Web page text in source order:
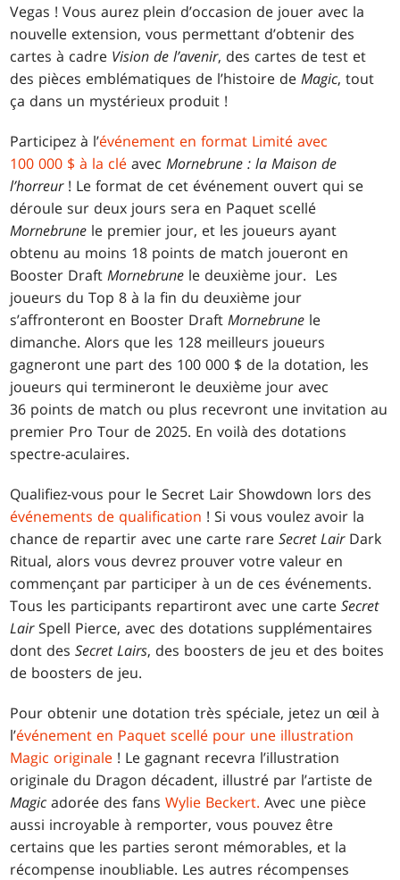
Vegas ! Vous aurez plein d’occasion de jouer avec la
nouvelle extension, vous permettant d’obtenir des
cartes à cadre Vision de l’avenir, des cartes de test et
des pièces emblématiques de l’histoire deMagic, tout
ça dans un mystérieux produit !
Participez à l’événement en format Limité avec
100 000 $ à la clé avecMornebrune : la Maison de
l’horreur! Le format de cet événement ouvert qui se
déroule sur deux jours sera en Paquet scellé
Mornebrune le premier jour, et les joueurs ayant
obtenu au moins 18 points de match joueront en
Booster DraftMornebrune le deuxième jour. Les
joueurs du Top 8 à la fin du deuxième jour
s’affronteront en Booster DraftMornebrune le
dimanche. Alors que les 128 meilleurs joueurs
gagneront une part des 100 000 $ de la dotation, les
joueurs qui termineront le deuxième jour avec
36 points de match ou plus recevront une invitation au
premier Pro Tour de 2025. En voilà des dotations
spectre-aculaires.
Qualifiez-vous pour le Secret Lair Showdown lors des
événements de qualification ! Si vous voulez avoir la
chance de repartir avec une carte rareSecret Lair Dark
Ritual, alors vous devrez prouver votre valeur en
commençant par participer à un de ces événements.
Tous les participants repartiront avec une carteSecret
LairSpell Pierce, avec des dotations supplémentaires
dont desSecret Lairs, des boosters de jeu et des boites
de boosters de jeu.
Pour obtenir une dotation très spéciale, jetez un œil à
l’événement en Paquet scellé pour une illustration
Magic originale ! Le gagnant recevra l’illustration
originale du Dragon décadent, illustré par l’artiste de
Magicadorée des fansWylie Beckert. Avec une pièce
aussi incroyable à remporter, vous pouvez être
certains que les parties seront mémorables, et la
récompense inoubliable. Les autres récompenses